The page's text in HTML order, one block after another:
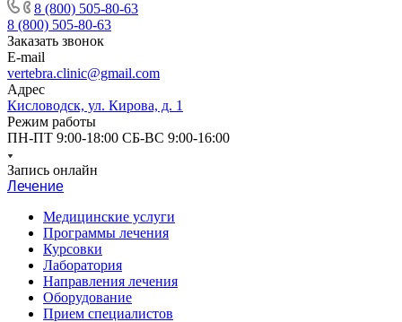
8 (800) 505-80-63
8 (800) 505-80-63
Заказать звонок
E-mail
vertebra.clinic@gmail.com
Адрес
Кисловодск, ул. Кирова, д. 1
Режим работы
ПН-ПТ 9:00-18:00 СБ-ВС 9:00-16:00
Запись онлайн
Лечение
Медицинские услуги
Программы лечения
Курсовки
Лаборатория
Направления лечения
Оборудование
Прием специалистов